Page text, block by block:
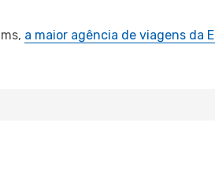
a maior agência de viagens da